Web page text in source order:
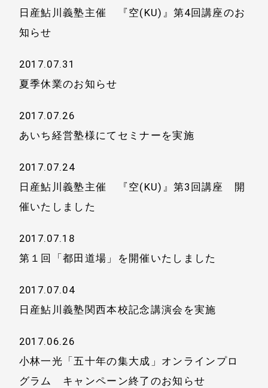
日産鮎川義塾主催 『空(KU)』第4回講座のお
知らせ
2017.07.31
夏季休業のお知らせ
2017.07.26
あいち経営塾様にてセミナーを実施
2017.07.24
日産鮎川義塾主催 『空(KU)』第3回講座 開
催いたしました
2017.07.18
第１回「都田道場」を開催いたしました
2017.07.04
日産鮎川義塾関西本校記念講演会を実施
2017.06.26
小林一光「五十年の集大成」オンラインプロ
グラム キャンペーン終了のお知らせ